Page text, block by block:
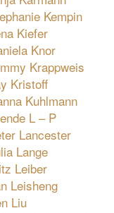
Kempin
Kiefer
Knor
Krappweis
Kristoff
Kuhlmann
L – P
Lancester
Lange
Leiber
Leisheng
Liu